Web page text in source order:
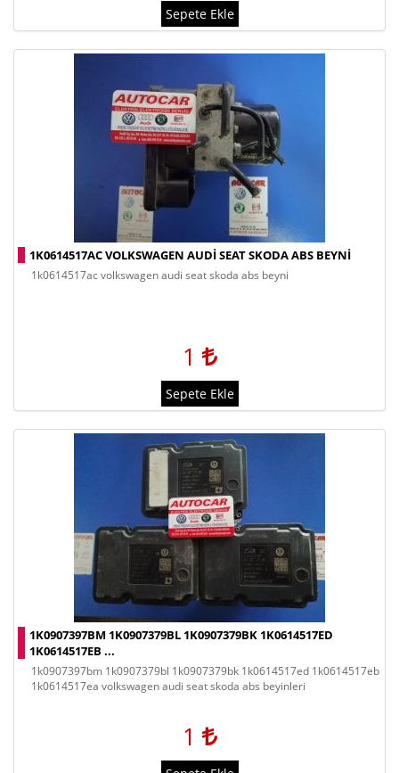
Sepete Ekle
1K0614517AC VOLKSWAGEN AUDI SEAT SKODA ABS BEYNI
1k0614517ac volkswagen audi seat skoda abs beyni
1
Sepete Ekle
1K0907397BM 1K0907379BL 1K0907379BK 1K0614517ED
1K0614517EB ...
1k0907397bm 1k0907379bl 1k0907379bk 1k0614517ed 1k0614517eb
1k0614517ea volkswagen audi seat skoda abs beyinleri
1